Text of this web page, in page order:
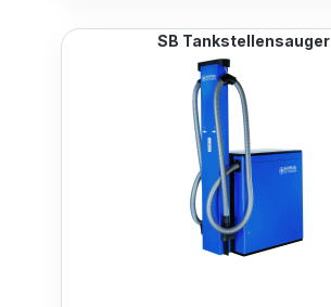
SB Tankstellensauger